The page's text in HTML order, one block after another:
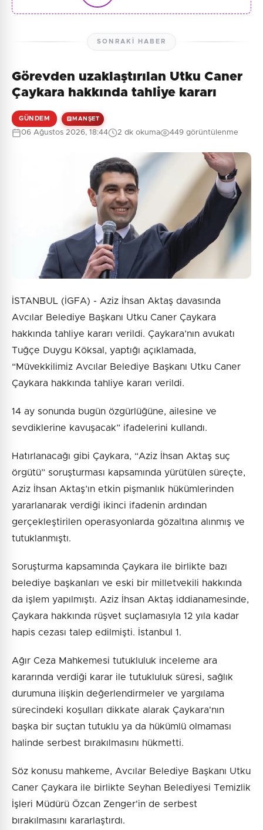
SONRAKI HABER
Görevden uzaklaştırılan Utku Caner
Çaykara hakkında tahliye kararı
GÜNDEM MANŞET
06 Ağustos 2026, 18:44 2 dk okuma 449 görüntülenme
İSTANBUL (İGFA) - Aziz İhsan Aktaş davasında
Avcılar Belediye Başkanı Utku Caner Çaykara
hakkında tahliye kararı verildi. Çaykara’nın avukatı
Tuğçe Duygu Köksal, yaptığı açıklamada,
“Müvekkilimiz Avcılar Belediye Başkanı Utku Caner
Çaykara hakkında tahliye kararı verildi.
14 ay sonunda bugün özgürlüğüne, ailesine ve
sevdiklerine kavuşacak” ifadelerini kullandı.
Hatırlanacağı gibi Çaykara, “Aziz İhsan Aktaş suç
örgütü” soruşturması kapsamında yürütülen süreçte,
Aziz İhsan Aktaş’ın etkin pişmanlık hükümlerinden
yararlanarak verdiği ikinci ifadenin ardından
gerçekleştirilen operasyonlarda gözaltına alınmış ve
tutuklanmıştı.
Soruşturma kapsamında Çaykara ile birlikte bazı
belediye başkanları ve eski bir milletvekili hakkında
da işlem yapılmıştı. Aziz İhsan Aktaş iddianamesinde,
Çaykara hakkında rüşvet suçlamasıyla 12 yıla kadar
hapis cezası talep edilmişti. İstanbul 1.
Ağır Ceza Mahkemesi tutukluluk inceleme ara
kararında verdiği karar ile tutukluluk süresi, sağlık
durumuna ilişkin değerlendirmeler ve yargılama
sürecindeki koşulları dikkate alarak Çaykara'nın
başka bir suçtan tutuklu ya da hükümlü olmaması
halinde serbest bırakılmasını hükmetti.
Söz konusu mahkeme, Avcılar Belediye Başkanı Utku
Caner Çaykara ile birlikte Seyhan Belediyesi Temizlik
İşleri Müdürü Özcan Zenger'in de serbest
bırakılmasını kararlaştırdı.